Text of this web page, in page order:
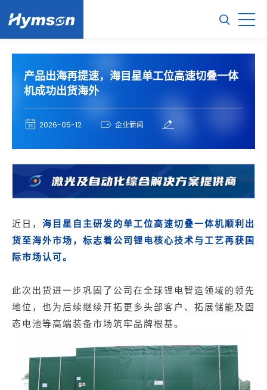
产品出海再提速，海目星单工位高速切叠一体
机成功出货海外
2026-05-12 企业新闻
近日， 海目星自主研发的单工位高速切叠一体机顺利出
货至海外市场，标志着公司锂电核心技术与工艺再获国
际市场认可。
此次出货进一步巩固了公司在全球锂电智造领域的领先
地位，也为后续继续开拓更多头部客户、拓展储能及固
态电池等高端装备市场筑牢品牌根基。